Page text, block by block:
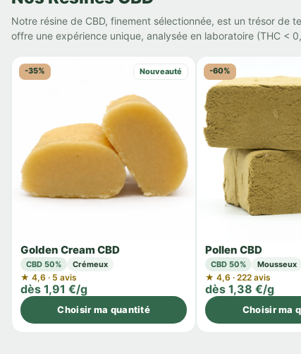
Notre résine de CBD, finement sélectionnée, est un trésor de
offre une expérience unique, analysée en laboratoire (THC <
-35% Nouveauté
Golden Cream CBD
CBD 50% Crémeux
★ 4,6 · 5 avis
dès 1,91 €/g
Choisir ma quantité
-60%
Pollen CBD
CBD 50% Mousseux
★ 4,6 · 222 avis
dès 1,38 €/g
Choisir ma